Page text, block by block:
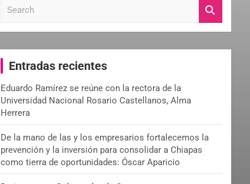
c
Entradas recientes
Eduardo Ramírez se reúne con la rectora de la
Universidad Nacional Rosario Castellanos, Alma
Herrera
De la mano de las y los empresarios fortalecemos la
prevención y la inversión para consolidar a Chiapas
como tierra de oportunidades: Óscar Aparicio